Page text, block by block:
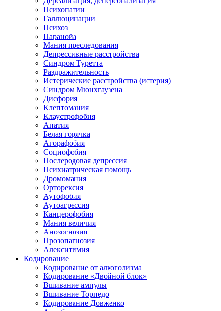
Психопатии
Галлюцинации
Психоз
Паранойа
Мания преследования
Депрессивные расстройства
Синдром Туретта
Раздражительность
Истерические расстройства (истерия)
Синдром Мюнхгаузена
Дисфория
Клептомания
Клаустрофобия
Апатия
Белая горячка
Агорафобия
Социофобия
Послеродовая депрессия
Психиатрическая помощь
Дромомания
Орторексия
Аутофобия
Аутоагрессия
Канцерофобия
Мания величия
Анозогнозия
Прозопагнозия
Алекситимия
Кодирование
Кодирование от алкоголизма
Кодирование «Двойной блок»
Вшивание ампулы
Вшивание Торпедо
Кодирование Довженко